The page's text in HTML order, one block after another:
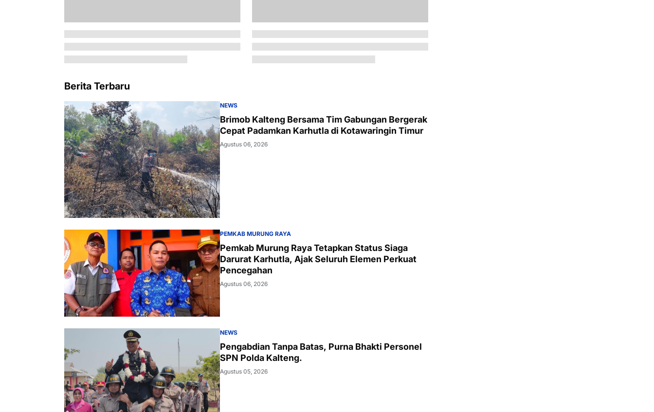
Berita Terbaru
NEWS
Brimob Kalteng Bersama Tim Gabungan Bergerak
Cepat Padamkan Karhutla di Kotawaringin Timur
Agustus 06, 2026
PEMKAB MURUNG RAYA
Pemkab Murung Raya Tetapkan Status Siaga
Darurat Karhutla, Ajak Seluruh Elemen Perkuat
Pencegahan
Agustus 06, 2026
NEWS
Pengabdian Tanpa Batas, Purna Bhakti Personel
SPN Polda Kalteng.
Agustus 05, 2026